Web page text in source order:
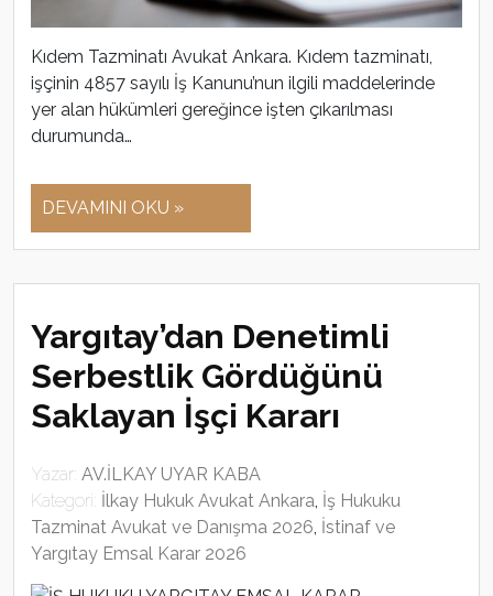
Kıdem Tazminatı Avukat Ankara. Kıdem tazminatı,
işçinin 4857 sayılı İş Kanunu’nun ilgili maddelerinde
yer alan hükümleri gereğince işten çıkarılması
durumunda…
DEVAMINI OKU »
Yargıtay’dan Denetimli
Serbestlik Gördüğünü
Saklayan İşçi Kararı
Yazar: AV.İLKAY UYAR KABA
Kategori: İlkay Hukuk Avukat Ankara İş Hukuku
Tazminat Avukat ve Danışma 2026 İstinaf ve
Yargıtay Emsal Karar 2026